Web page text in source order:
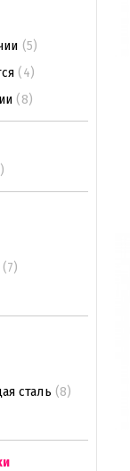
(5)
(4)
(8)
(7)
сталь (8)